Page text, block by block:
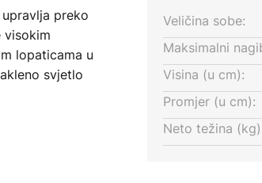
preko
visokim
lopaticama u
svjetlo
prekidača
su kao
Veličina sobe:
Maksimalni
Visina (u cm):
Promjer (u cm):
Neto težina